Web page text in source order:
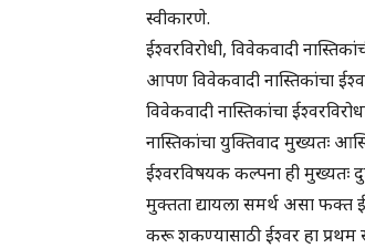
स्वीकारणे.
ईश्वरविरोधी, विवेकवादी
आपण विवेकवादी नास्तिकांचा
विवेकवादी नास्तिकांचा
नास्तिकांचा युक्तिवाद मुख्यतः
ईश्वरविषयक कल्पना ही मुख्यतः
मुक्तता द्यायला समर्थ असा
करू शकण्यासाठी ईश्वर हा